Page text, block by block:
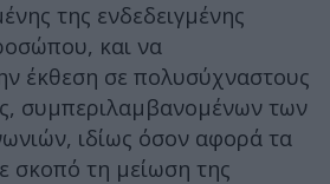
της ενδεδειγμένης
και να
έκθεση σε πολυσύχναστους
συμπεριλαμβανομένων των
ιδίως όσον αφορά τα
σκοπό τη μείωση της